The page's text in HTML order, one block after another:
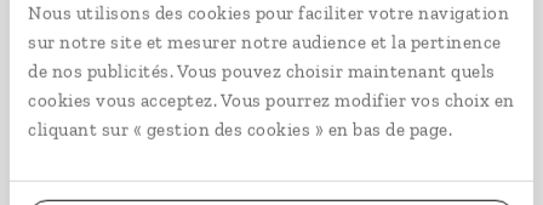
Nous utilisons des cookies pour faciliter votre navigation
sur notre site et mesurer notre audience et la pertinence
de nos publicités. Vous pouvez choisir maintenant quels
cookies vous acceptez. Vous pourrez modifier vos choix en
cliquant sur « gestion des cookies » en bas de page.
est le magazine web de Comptoir des Voyages.
Conçu pour ceux qui préparent leur voyage et ceux que
passionnent les découvertes et rencontres du bout du
monde, il fait naître une irrésistible envie d’aller voir